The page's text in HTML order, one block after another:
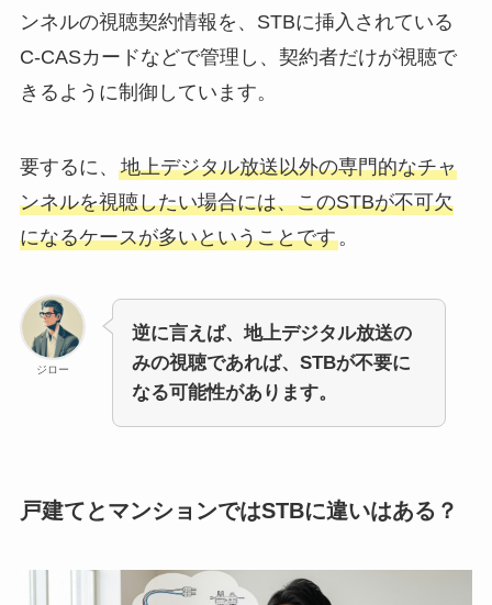
ンネルの視聴契約情報を、STBに挿入されている
C-CASカードなどで管理し、契約者だけが視聴で
きるように制御しています。
要するに、 地上デジタル放送以外の専門的なチャ
ンネルを視聴したい場合には、このSTBが不可欠
になるケースが多いということです。
ジロー
逆に言えば、地上デジタル放送の
みの視聴であれば、STBが不要に
なる可能性があります。
戸建てとマンションではSTBに違いはある？